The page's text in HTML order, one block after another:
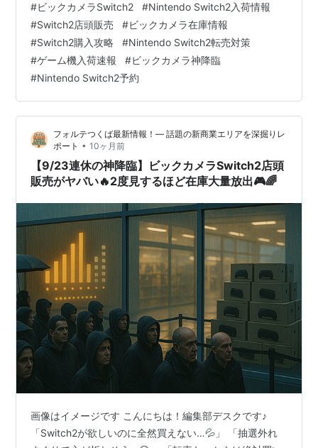
らしか買えないの？」 「どの店舗も在庫切ればかりで心
が折れそう...」 そんな絶望的な気持ちになっていません
か？😢 でも大丈夫です！この記事を最後まで読めば、あ
なたの悩みが100％解決します💪 9月27日のビックカメ
ラ大量入荷の全貌から、実際の購入成功者…
#ビックカメラSwitch2 #Nintendo Switch2入荷情報
#Switch2店頭販売 #ビックカメラ在庫情報
#Switch2購入攻略 #Nintendo Switch2転売対策
#ゲーム機入荷速報 #ビックカメラ神降臨
#Nintendo Switch2予約
フォルテつくば最新情報！— 話題の新商業エリアを深掘りレ
ポート • 10ヶ月前
【9/23連休の神降臨】ビックカメラSwitch2店頭
販売がヤバい🔥2度見するほど在庫大量放出🎮🌈
画像はイメージです こんにちは！編集部デスクです♪
「Switch2が欲しいのに全然買えない…💦」 「抽選外れ